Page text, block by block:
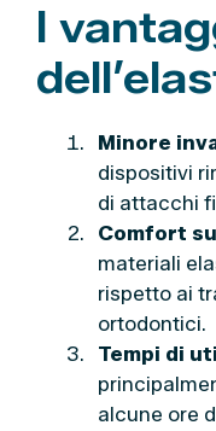
I
Minore
dispositivi
di attacchi
Comfort
materiali
rispetto ai
ortodontici.
Tempi di
alcune ore